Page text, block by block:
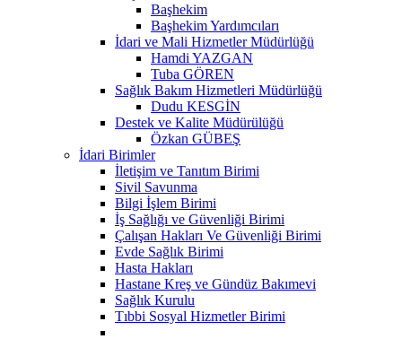
Başhekim
Başhekim Yardımcıları
İdari ve Mali Hizmetler Müdürlüğü
Hamdi YAZGAN
Tuba GÖREN
Sağlık Bakım Hizmetleri Müdürlüğü
Dudu KESGİN
Destek ve Kalite Müdürülüğü
Özkan GÜBEŞ
İdari Birimler
İletişim ve Tanıtım Birimi
Sivil Savunma
Bilgi İşlem Birimi
İş Sağlığı ve Güvenliği Birimi
Çalışan Hakları Ve Güvenliği Birimi
Evde Sağlık Birimi
Hasta Hakları
Hastane Kreş ve Gündüz Bakımevi
Sağlık Kurulu
Tıbbi Sosyal Hizmetler Birimi